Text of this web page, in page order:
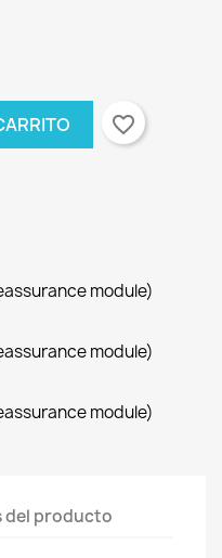
favorite_border
module)
module)
module)
del producto